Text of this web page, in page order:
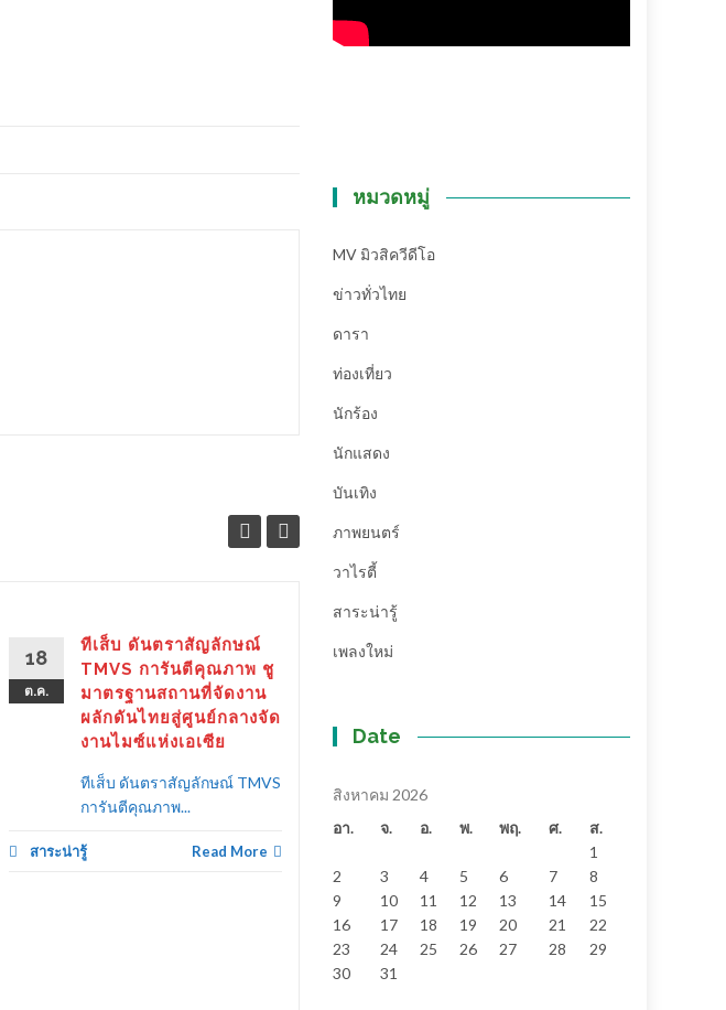
18
ต.ค.
ทีเส็บ ดันตราสัญลักษณ์
TMVS การันตีคุณภาพ ชู
มาตรฐานสถานที่จัดงาน
ผลักดันไทยสู่ศูนย์กลางจัด
งานไมซ์แห่งเอเซีย
ทีเส็บ ดันตราสัญลักษณ์ TMVS
การันตีคุณภาพ...
สาระน่ารู้ Read More
17
Thailand MICE Venue
หมวดหมู่
MV มิวสิควีดีโอ
ข่าวทั่วไทย
ดารา
ท่องเที่ยว
นักร้อง
นักแสดง
บันเทิง
ภาพยนตร์
วาไรตี้
สาระน่ารู้
เพลงใหม่
Date
สิงหาคม 2026
อา.
จ. อ. พ. พฤ. ศ.
ส.
1
2
3 4 5 6 7
8
9
10 11 12 13 14
15
16
17 18 19 20 21
22
23
24 25 26 27 28
29
30
31